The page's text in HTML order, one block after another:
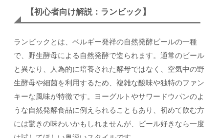
【初心者向け解説：ランビック】
ランビックとは、ベルギー発祥の自然発酵ビールの一種
で、野生酵母による自然発酵で造られます。通常のビール
と異なり、人為的に培養された酵母ではなく、空気中の野
生酵母や細菌を利用するため、複雑な酸味や独特のファン
キーな風味が特徴です。ヨーグルトやサワードウパンのよ
うな自然発酵食品に例えられることもあり、初めて飲む方
には驚きの味わいかもしれませんが、ビール好きなら一度